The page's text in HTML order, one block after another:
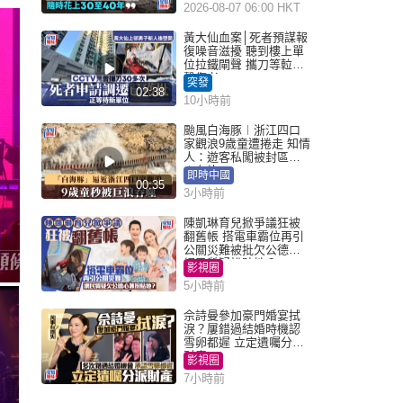
2026-08-07 06:00 HKT
02:38
黃大仙血案│死者預謀報
復噪音滋擾 聽到樓上單
位拉鐵閘聲 攜刀等𨋢伏
擊傷者
突發
10小時前
00:35
颱風白海豚︱浙江四口
家觀浪9歲童遭捲走 知情
人：遊客私闖被封區域
︱有片
即時中國
3小時前
陳凱琳育兒掀爭議狂被
翻舊帳 搭電車霸位再引
公關災難被批欠公德心
網民質疑扮貼地？
影視圈
5小時前
佘詩曼參加豪門婚宴拭
淚？屢錯過結婚時機認
雪卵都遲 立定遺囑分派
財產
影視圈
7小時前